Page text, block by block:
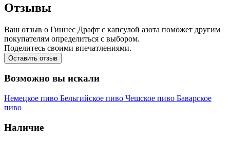
Отзывы
Ваш отзыв о Гиннес Драфт с капсулой азота поможет другим
покупателям определиться с выбором.
Поделитесь своими впечатлениями.
Оставить отзыв
Возможно вы искали
Немецкое пиво Бельгийское пиво Чешское пиво Баварское
пиво
Наличие